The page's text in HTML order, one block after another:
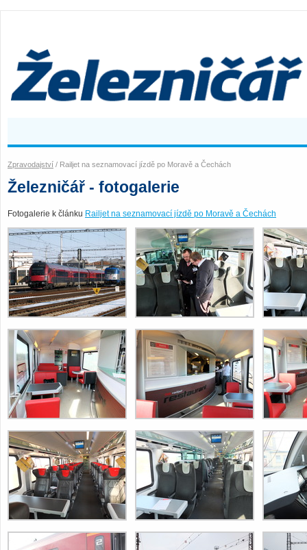
Zpravodajství / Railjet na seznamovací jízdě po Moravě a Čechách
Železničář - fotogalerie
Fotogalerie k článku Railjet na seznamovací jízdě po Moravě a Čechách